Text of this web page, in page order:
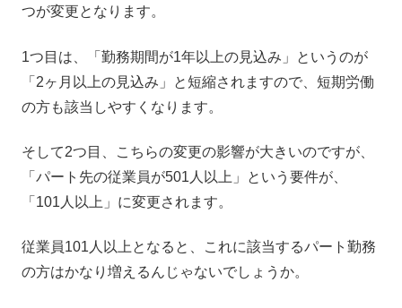
つが変更となります。
1つ目は、「勤務期間が1年以上の見込み」というのが
「2ヶ月以上の見込み」と短縮されますので、短期労働
の方も該当しやすくなります。
そして2つ目、こちらの変更の影響が大きいのですが、
「パート先の従業員が501人以上」という要件が、
「101人以上」に変更されます。
従業員101人以上となると、これに該当するパート勤務
の方はかなり増えるんじゃないでしょうか。